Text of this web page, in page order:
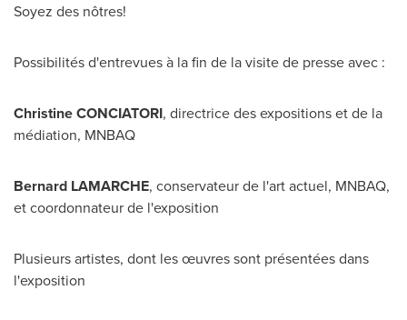
Soyez des nôtres!
Possibilités d'entrevues à la fin de la visite de presse avec :
Christine CONCIATORI, directrice des expositions et de la
médiation, MNBAQ
Bernard LAMARCHE, conservateur de l'art actuel, MNBAQ,
et coordonnateur de l'exposition
Plusieurs artistes, dont les œuvres sont présentées dans
l'exposition